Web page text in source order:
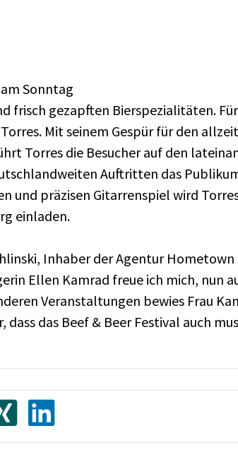
Sonntag
gezapften Bierspezialitäten.
Mit seinem Gespür für den
Torres die Besucher auf den
Auftritten das
und präzisen Gitarrenspiel wird
einladen.
Inhaber der Agentur Hometown
Ellen Kamrad freue ich mich, nun
Veranstaltungen bewies Frau
das Beef & Beer Festival auch